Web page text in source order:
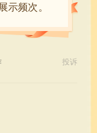
示频次。
投诉